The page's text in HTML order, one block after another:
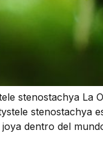
stenostachya
stenostachya
dentro del